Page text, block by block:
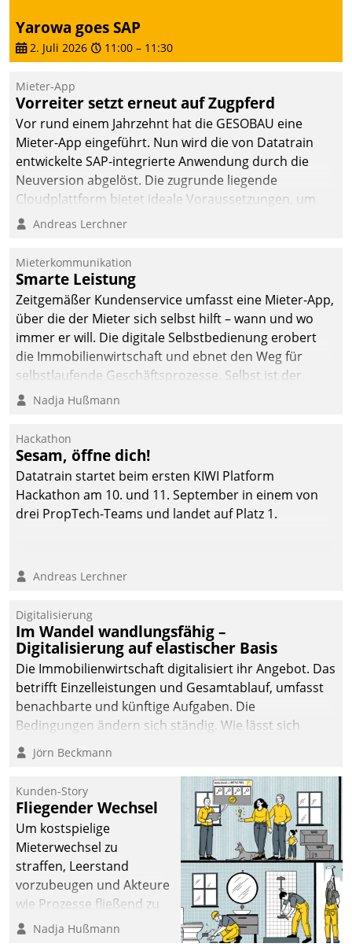
Yarowa goes SAP
2. Juli 2026 11:00 – 11:30
Mieter-App
Vorreiter setzt erneut auf Zugpferd
Vor rund einem Jahrzehnt hat die GESOBAU eine
Mieter-App eingeführt. Nun wird die von Datatrain
entwickelte SAP-integrierte Anwendung durch die
Neuversion abgelöst. Die zugrunde liegende
Cloudplattform bietet ideale Voraussetzungen, um
die Funktionalität der App zu erweitern und weitere
integrieren.
Andreas Lerchner
Mieterkommunikation
Smarte Leistung
Zeitgemäßer Kundenservice umfasst eine Mieter-App,
über die der Mieter sich selbst hilft – wann und wo
immer er will. Die digitale Selbstbedienung erobert
die Immobilienwirtschaft und ebnet den Weg für
selbstlaufende Geschäftsprozesse. Selbst ist der
Kunde und smart der Serviceanbieter.
Nadja Hußmann
Hackathon
Sesam, öffne dich!
Datatrain startet beim ersten KIWI Platform
Hackathon am 10. und 11. September in einem von
drei PropTech-Teams und landet auf Platz 1.
Andreas Lerchner
Digitalisierung
Im Wandel wandlungsfähig –
Digitalisierung auf elastischer Basis
Die Immobilienwirtschaft digitalisiert ihr Angebot. Das
betrifft Einzelleistungen und Gesamtablauf, umfasst
benachbarte und künftige Aufgaben. Die
Bedingungen ändern sich ständig. Wie lässt sich
technisch die Kontrolle wahren und zugleich Freiraum
fürs Wachsen öffnen?
Jörn Beckmann
Kunden-Story
Fliegender Wechsel
Um kostspielige
Mieterwechsel zu
straffen, Leerstand
vorzubeugen und Akteure
wie Prozesse fließend zu
vernetzen, nutzt die
Nadja Hußmann